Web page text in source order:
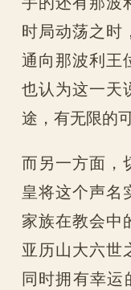
时局动荡之时
通向那波利王
也认为这一天
途，有无限的可
而另一方面，
皇将这个声名
家族在教会中
亚历山大六世
同时拥有幸运